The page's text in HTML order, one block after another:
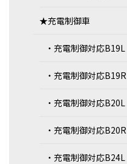
★充電制御車
・充電制御対応B19L
・充電制御対応B19R
・充電制御対応B20L
・充電制御対応B20R
・充電制御対応B24L